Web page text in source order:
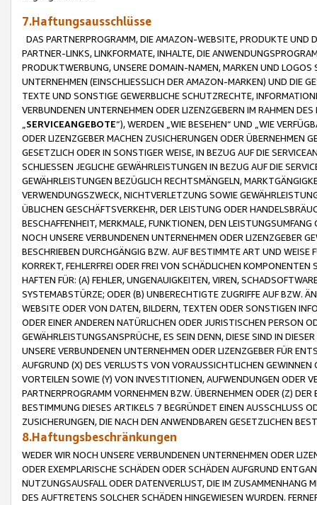
7.Haftungsausschlüsse
DAS PARTNERPROGRAMM, DIE AMAZON-WEBSITE, PRODUKTE UND
PARTNER-LINKS, LINKFORMATE, INHALTE, DIE
PRODUKTWERBUNG, UNSERE DOMAIN-NAMEN, MARKEN UND
UNTERNEHMEN (EINSCHLIESSLICH DER AMAZON-MARKEN) UND DIE
TEXTE UND SONSTIGE GEWERBLICHE SCHUTZRECHTE,
VERBUNDENEN UNTERNEHMEN ODER LIZENZGEBERN IM RAHMEN
SERVICEANGEBOTE“), WERDEN „WIE BESEHEN“ UND „WIE
ODER LIZENZGEBER MACHEN ZUSICHERUNGEN ODER ÜBERNEHMEN
GESETZLICH ODER IN SONSTIGER WEISE, IN BEZUG AUF DIE
SCHLIESSEN JEGLICHE GEWÄHRLEISTUNGEN IN BEZUG AUF DIE
GEWÄHRLEISTUNGEN BEZÜGLICH RECHTSMÄNGELN,
VERWENDUNGSZWECK, NICHTVERLETZUNG SOWIE
ÜBLICHEN GESCHÄFTSVERKEHR, DER LEISTUNG ODER
BESCHAFFENHEIT, MERKMALE, FUNKTIONEN, DEN
NOCH UNSERE VERBUNDENEN UNTERNEHMEN ODER LIZENZGEBER
BESCHRIEBEN DURCHGÄNGIG BZW. AUF BESTIMMTE ART UND
KORREKT, FEHLERFREI ODER FREI VON SCHÄDLICHEN
HAFTEN FÜR: (A) FEHLER, UNGENAUIGKEITEN, VIREN,
SYSTEMABSTÜRZE; ODER (B) UNBERECHTIGTE ZUGRIFFE AUF BZW.
WEBSITE ODER VON DATEN, BILDERN, TEXTEN ODER SONSTIGEN
ODER EINER ANDEREN NATÜRLICHEN ODER JURISTISCHEN PERSON
GEWÄHRLEISTUNGSANSPRÜCHE, ES SEIN DENN, DIESE SIND IN
UNSERE VERBUNDENEN UNTERNEHMEN ODER LIZENZGEBER FÜR
AUFGRUND (X) DES VERLUSTS VON VORAUSSICHTLICHEN
VORTEILEN SOWIE (Y) VON INVESTITIONEN, AUFWENDUNGEN ODER
PARTNERPROGRAMM VORNEHMEN BZW. ÜBERNEHMEN ODER (Z)
BESTIMMUNG DIESES ARTIKELS 7 BEGRÜNDET EINEN AUSSCHLUSS
ZUSICHERUNGEN, DIE NACH DEN ANWENDBAREN GESETZLICHEN
8.Haftungsbeschränkungen
WEDER WIR NOCH UNSERE VERBUNDENEN UNTERNEHMEN ODER
ODER EXEMPLARISCHE SCHÄDEN ODER SCHÄDEN AUFGRUND
NUTZUNGSAUSFALL ODER DATENVERLUST, DIE IM ZUSAMMENHANG
DES AUFTRETENS SOLCHER SCHÄDEN HINGEWIESEN WURDEN.